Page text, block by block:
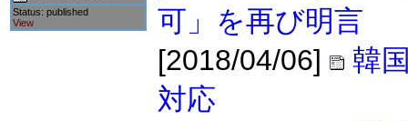
Status: published
View
可」を再び明言
[2018/04/06]
韓
対応